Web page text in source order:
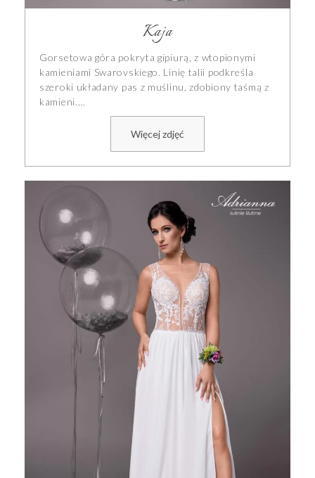
Kaja
Gorsetowa góra pokryta gipiurą, z wtopionymi
kamieniami Swarovskiego. Linię talii podkreśla
szeroki układany pas z muślinu, zdobiony taśmą z
kamieni.…
Więcej zdjęć